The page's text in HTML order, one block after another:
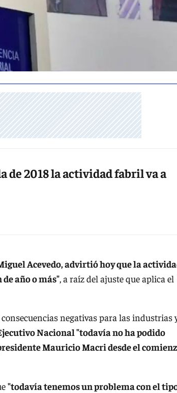
de 2018 la actividad fabril va a
Acevedo, advirtió hoy que la
año o más", a raíz del ajuste que aplica el
negativas para las industrias
Nacional "todavía no ha podido
Mauricio Macri desde el
"todavía tenemos un problema con el